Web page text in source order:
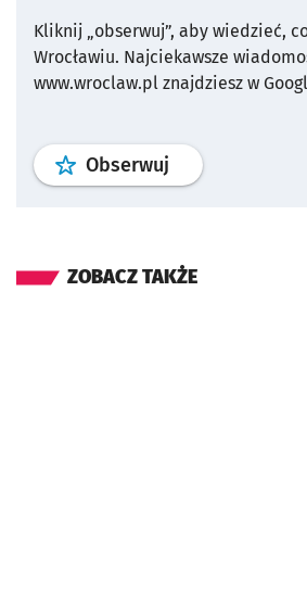
Kliknij „obserwuj”, aby wiedzieć,
Wrocławiu. Najciekawsze
www.wroclaw.pl znajdziesz w
Obserwuj profil
ZOBACZ TAKŻE